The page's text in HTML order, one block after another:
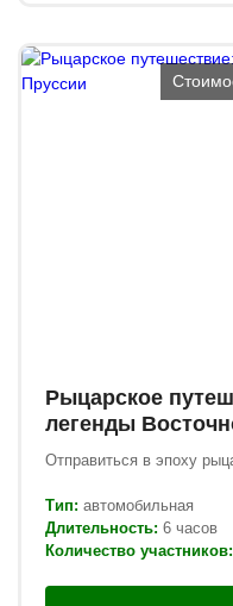
Рыцарское
легенды
Отправиться в эпоху
Тип: автомобильная
Длительность: 6 часов
Количество участников: